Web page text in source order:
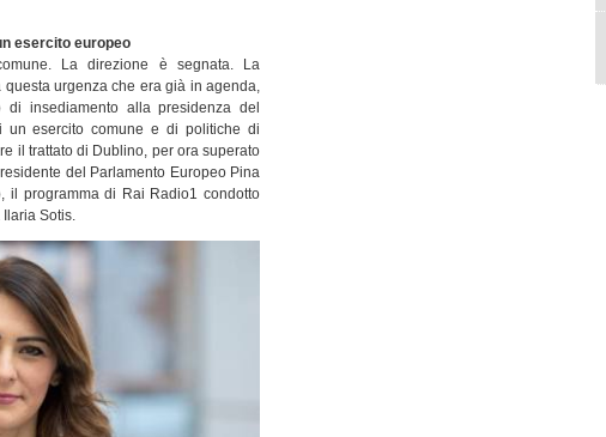
esercito europeo
La direzione è segnata. La
urgenza che era già in agenda,
insediamento alla presidenza del
un esercito comune e di politiche di
il trattato di Dublino, per ora superato
del Parlamento Europeo Pina
il programma di Rai Radio1 condotto
Sotis.